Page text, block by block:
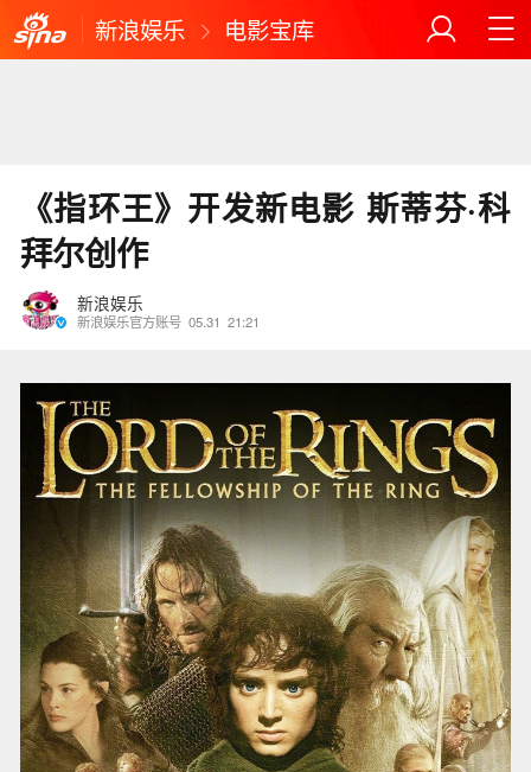
新浪娱乐 电影宝库
《指环王》开发新电影 斯蒂芬·科
拜尔创作
新浪娱乐
新浪娱乐官方账号 05.31 21:21